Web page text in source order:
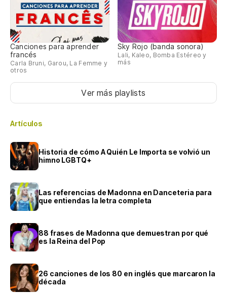
Canciones para aprender
francés
Carla Bruni, Garou, La Femme y
otros
Sky Rojo (banda sonora)
Lali, Kaleo, Bomba Estéreo y
más
Ver más playlists
Artículos
Historia de cómo A Quién Le Importa se volvió un
himno LGBTQ+
Las referencias de Madonna en Danceteria para
que entiendas la letra completa
88 frases de Madonna que demuestran por qué
es la Reina del Pop
26 canciones de los 80 en inglés que marcaron la
década